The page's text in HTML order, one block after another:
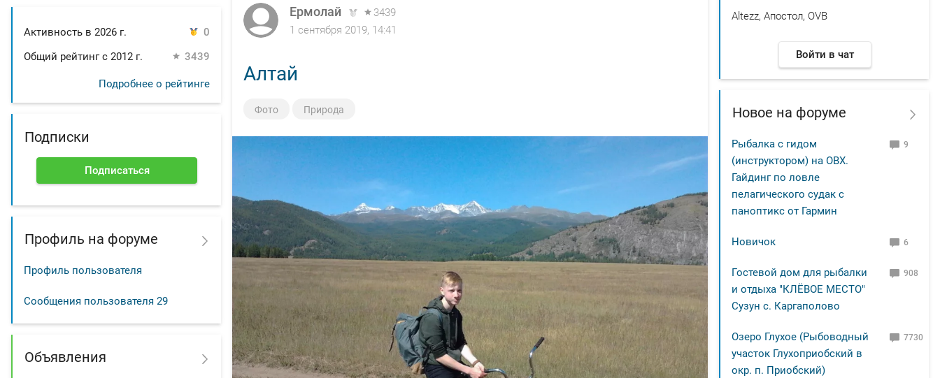
Активность в 2026 г.
0
Общий рейтинг с 2012 г.
3439
Подробнее о рейтинге
Подписки
Подписаться
Профиль на форуме
Профиль пользователя
Сообщения пользователя 29
Объявления
Ермолай
3439
1 сентября 2019, 14:41
Алтай
Фото Природа
Altezz, Апостол, OVB
Войти в чат
Новое на форуме
Рыбалка с гидом
(инструктором) на ОВХ.
Гайдинг по ловле
пелагического судак с
паноптикс от Гармин
9
Новичок 6
Гостевой дом для рыбалки
и отдыха "КЛЁВОЕ МЕСТО"
Сузун с. Каргаполово
908
Озеро Глухое (Рыбоводный
участок Глухоприобский в
окр. п. Приобский)
7730